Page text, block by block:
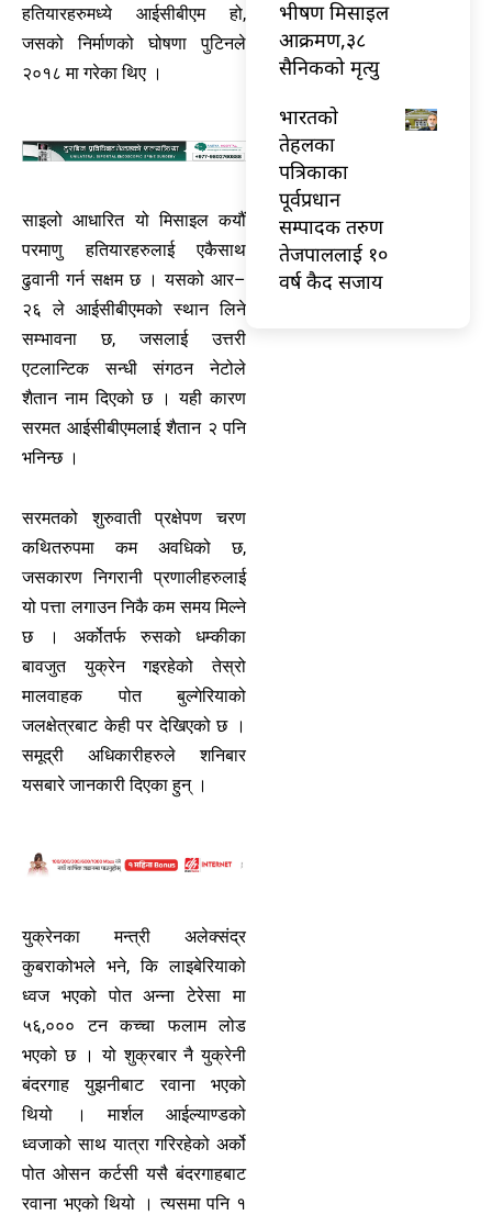
हतियारहरुमध्ये आईसीबीएम हो,
जसको निर्माणको घोषणा पुटिनले
२०१८ मा गरेका थिए ।
साइलो आधारित यो मिसाइल कयौं
परमाणु हतियारहरुलाई एकैसाथ
ढुवानी गर्न सक्षम छ । यसको आर–
२६ ले आईसीबीएमको स्थान लिने
सम्भावना छ, जसलाई उत्तरी
एटलान्टिक सन्धी संगठन नेटोले
शैतान नाम दिएको छ । यही कारण
सरमत आईसीबीएमलाई शैतान २ पनि
भनिन्छ ।
सरमतको शुरुवाती प्रक्षेपण चरण
कथितरुपमा कम अवधिको छ,
जसकारण निगरानी प्रणालीहरुलाई
यो पत्ता लगाउन निकै कम समय मिल्ने
छ । अर्कोतर्फ रुसको धम्कीका
बावजुत युक्रेन गइरहेको तेस्रो
मालवाहक पोत बुल्गेरियाको
जलक्षेत्रबाट केही पर देखिएको छ ।
समूद्री अधिकारीहरुले शनिबार
यसबारे जानकारी दिएका हुन् ।
युक्रेनका मन्त्री अलेक्संद्र
कुबराकोभले भने, कि लाइबेरियाको
ध्वज भएको पोत अन्ना टेरेसा मा
५६,००० टन कच्चा फलाम लोड
भएको छ । यो शुक्रबार नै युक्रेनी
बंदरगाह युझनीबाट रवाना भएको
थियो । मार्शल आईल्याण्डको
ध्वजाको साथ यात्रा गरिरहेको अर्को
पोत ओसन कर्टसी यसै बंदरगाहबाट
रवाना भएको थियो । त्यसमा पनि १
भीषण मिसाइल
आक्रमण,३८
सैनिकको मृत्यु
भारतकाे
तेहलका
पत्रिकाका
पूर्वप्रधान
सम्पादक तरुण
तेजपाललाई १०
वर्ष कैद सजाय